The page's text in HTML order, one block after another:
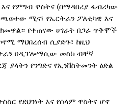
እና የምግብ ዋስትና (በማዳበሪያ ፋብሪካው
ሚና፣ የኤርትራን ፖለቲካዊ እና
የቀጠናው ሀገራት በጋራ ጥቅሞች
ማህበረሰብ ሲያድጉ፣ ከዚህ
በዲፕሎማሲው መስክ ብቸኛ
ያላትን የንግድና የኢንቨስትመንት ዕድል
የደህንነት እና የሰላም ዋስትና ሆኖ